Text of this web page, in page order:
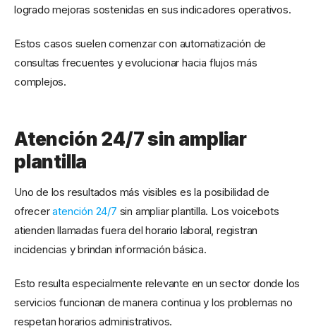
logrado mejoras sostenidas en sus indicadores operativos.
Estos casos suelen comenzar con automatización de
consultas frecuentes y evolucionar hacia flujos más
complejos.
Atención 24/7 sin ampliar
plantilla
Uno de los resultados más visibles es la posibilidad de
ofreceratención 24/7 sin ampliar plantilla. Los voicebots
atienden llamadas fuera del horario laboral, registran
incidencias y brindan información básica.
Esto resulta especialmente relevante en un sector donde los
servicios funcionan de manera continua y los problemas no
respetan horarios administrativos.